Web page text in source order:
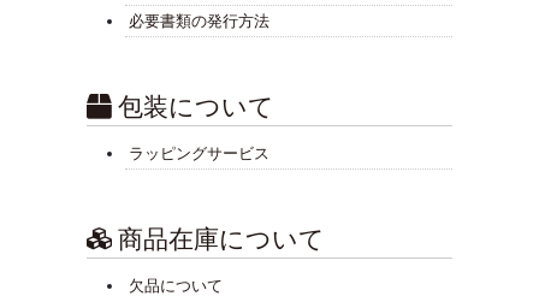
必要書類の発行方法
包装について
ラッピングサービス
商品在庫について
欠品について